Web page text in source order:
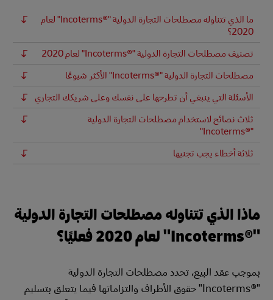
ما الذي تتناوله مصطلحات التجارة الدولية "Incoterms®‎" لعام
2020؟
تصنيف مصطلحات التجارة الدولية "Incoterms®‎" لعام 2020
مصطلحات التجارة الدولية "Incoterms®‎" الأكثر شيوعًا
الأسئلة التي ينبغي أن تطرحها على نفسك وعلى شريكك التجاري
ثلاث نصائح لاستخدام مصطلحات التجارة الدولية
"Incoterms®‎"
ثلاثة أخطاء يجب تجنبها
ماذا الذي تتناوله مصطلحات التجارة الدولية
"Incoterms®‎" لعام 2020 فعليًا؟
بموجب عقد البيع، تحدد مصطلحات التجارة الدولية
"Incoterms®‎" حقوق الأطراف والتزاماتها فيما يتعلق بتسليم